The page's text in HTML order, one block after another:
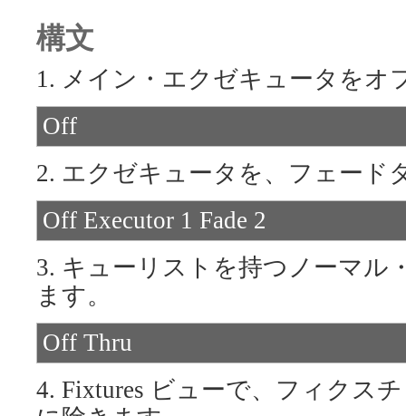
構文
1. メイン・エクゼキュータをオ
Off
2. エクゼキュータを、フェード
Off Executor 1 Fade 2
3. キューリストを持つノーマル
ます。
Off Thru
4. Fixtures ビューで、フィクス